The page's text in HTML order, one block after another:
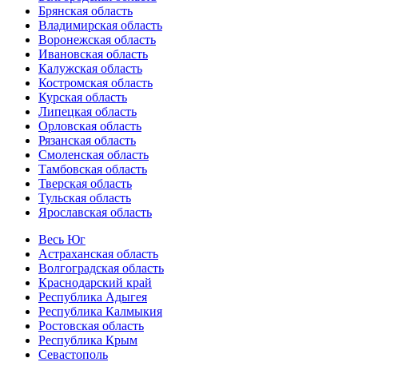
Брянская область
Владимирская область
Воронежская область
Ивановская область
Калужская область
Костромская область
Курская область
Липецкая область
Орловская область
Рязанская область
Смоленская область
Тамбовская область
Тверская область
Тульская область
Ярославская область
Весь Юг
Астраханская область
Волгоградская область
Краснодарский край
Республика Адыгея
Республика Калмыкия
Ростовская область
Республика Крым
Севастополь